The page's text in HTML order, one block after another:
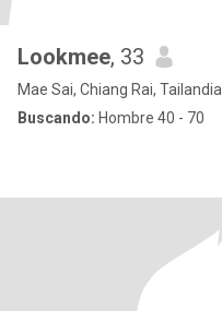
Lookmee, 33
Mae Sai, Chiang Rai, Tailandia
Buscando: Hombre 40 - 70